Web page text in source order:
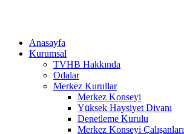
Anasayfa
Kurumsal
TVHB Hakkında
Odalar
Merkez Kurullar
Merkez Konseyi
Yüksek Haysiyet Divanı
Denetleme Kurulu
Merkez Konseyi Çalışanları